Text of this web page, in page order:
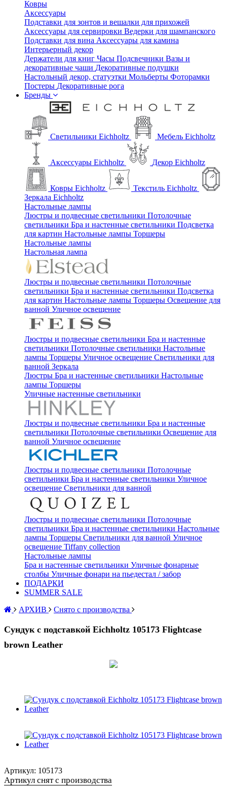
Ковры
Аксессуары
Подставки для зонтов и вешалки для прихожей
Аксессуары для сервировки Ведерки для шампанского
Подставки для вина Аксессуары для камина
Интерьерный декор
Держатели для книг Часы Подсвечники Вазы и
декоративные чаши Декоративные подушки
Настольный декор, статуэтки Мольберты Фоторамки
Постеры Декоративные рога
Бренды
Светильники Eichholtz Мебель Eichholtz
Аксессуары Eichholtz Декор Eichholtz
Ковры Eichholtz
Текстиль Eichholtz
Зеркала Eichholtz
Настольные лампы
Люстры и подвесные светильники Потолочные
светильники Бра и настенные светильники Подсветка
для картин Настольные лампы Торшеры
Настольные лампы
Настольная лампа
Люстры и подвесные светильники Потолочные
светильники Бра и настенные светильники Подсветка
для картин Настольные лампы Торшеры Освещение для
ванной Уличное освещение
Люстры и подвесные светильники Бра и настенные
светильники Потолочные светильники Настольные
лампы Торшеры Уличное освещение Светильники для
ванной Зеркала
Люстры Бра и настенные светильники Настольные
лампы Торшеры
Уличные настенные светильники
Люстры и подвесные светильники Бра и настенные
светильники Потолочные светильники Освещение для
ванной Уличное освещение
Люстры и подвесные светильники Потолочные
светильники Бра и настенные светильники Уличное
освещение Светильники для ванной
Люстры и подвесные светильники Потолочные
светильники Бра и настенные светильники Настольные
лампы Торшеры Светильники для ванной Уличное
освещение Tiffany collection
Настольные лампы
Бра и настенные светильники Уличные фонарные
столбы Уличные фонари на пьедестал / забор
ПОДАРКИ
SUMMER SALE
АРХИВ
Снято с производства
Сундук с подставкой Eichholtz 105173 Flightcase
brown Leather
Артикул: 105173
Артикул снят с производства